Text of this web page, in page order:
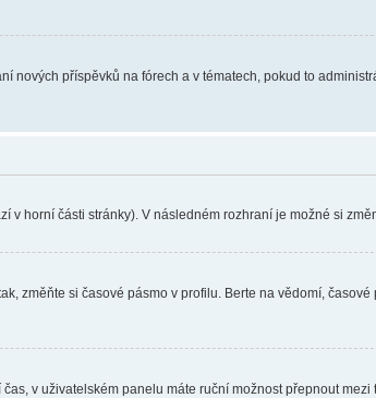
nových příspěvků na fórech a v tématech, pokud to
v horní části stránky). V následném rozhraní je možné si
změňte si časové pásmo v profilu. Berte na vědomí,
v uživatelském panelu máte ruční možnost přepnout mezi